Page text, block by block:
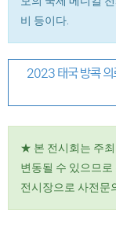
비 등이다.
2023 태국 방콕
★ 본 전시회는 주
변동될 수 있으므
전시장으로 사전문